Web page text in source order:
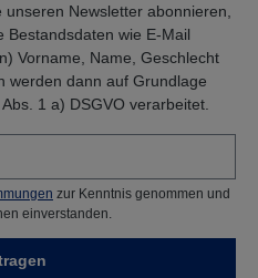
Newsletter abonnieren,
Bestandsdaten wie E-Mail
Vorname, Name, Geschlecht
werden dann auf Grundlage
1 a) DSGVO verarbeitet.
zur Kenntnis genommen und
einverstanden.